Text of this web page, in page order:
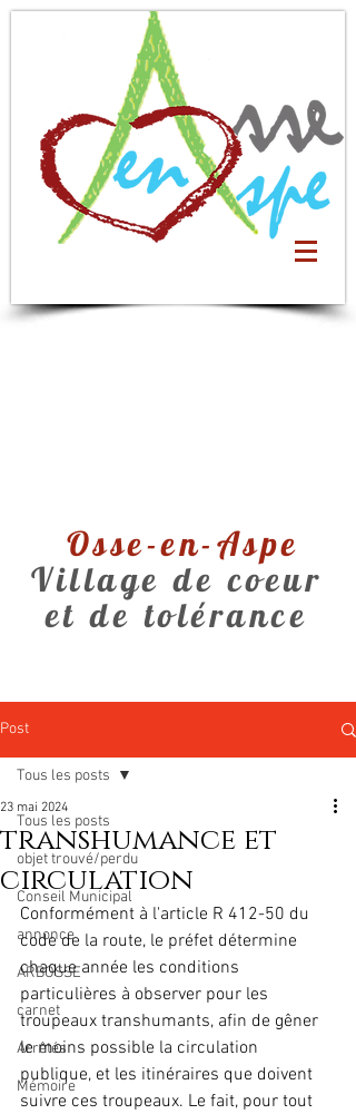
Osse-en-Aspe
Village de coeur
et de tolérance
Post
Tous les posts
objet trouvé/perdu
Conseil Municipal
annonce
ARBOSSE
carnet
Arrêtés
Mémoire
Tous les posts
transhumance et
circulation
23 mai 2024
Conformément à l'article R 412-50 du
code de la route, le préfet détermine
chaque année les conditions
particulières à observer pour les
troupeaux transhumants, afin de gêner
le moins possible la circulation
publique, et les itinéraires que doivent
suivre ces troupeaux. Le fait, pour tout